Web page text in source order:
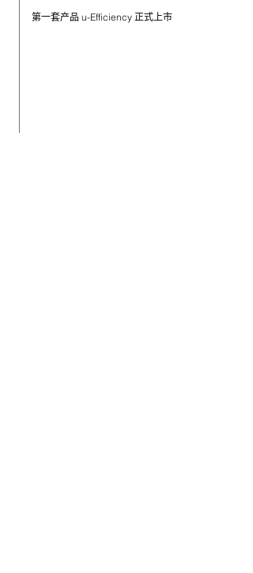
第一套产品 u-Efficiency 正式上市